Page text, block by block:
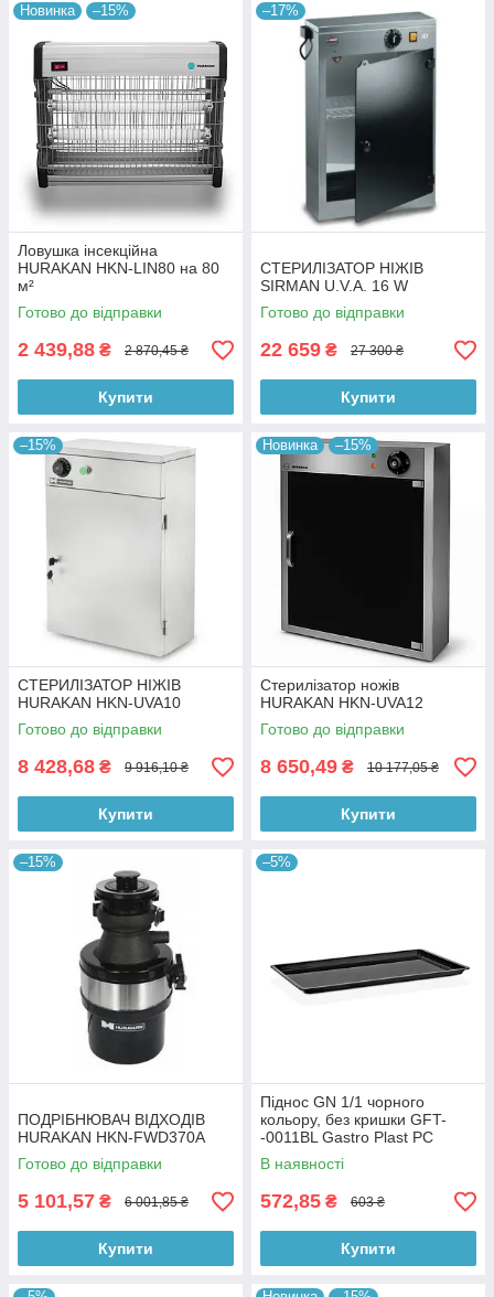
Новинка –15%
Ловушка інсекційна
HURAKAN HKN-LIN80 на 80
м²
Готово до відправки
2 439,88 ₴ 2 870,45 ₴
Купити
–17%
СТЕРИЛІЗАТОР НІЖІВ
SIRMAN U.V.A. 16 W
Готово до відправки
22 659 ₴ 27 300 ₴
Купити
–15%
СТЕРИЛІЗАТОР НІЖІВ
HURAKAN HKN-UVA10
Готово до відправки
8 428,68 ₴ 9 916,10 ₴
Купити
Новинка –15%
Стерилізатор ножів
HURAKAN HKN-UVA12
Готово до відправки
8 650,49 ₴ 10 177,05 ₴
Купити
–15%
ПОДРІБНЮВАЧ ВІДХОДІВ
HURAKAN HKN-FWD370A
Готово до відправки
5 101,57 ₴ 6 001,85 ₴
Купити
–5%
Піднос GN 1/1 чорного
кольору, без кришки GFT-
-0011BL Gastro Plast PC
Чорний
В наявності
572,85 ₴ 603 ₴
Купити